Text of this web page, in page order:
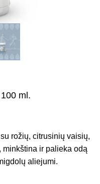
ml.
rožių, citrusinių vaisių,
minkština ir palieka odą
aliejumi.